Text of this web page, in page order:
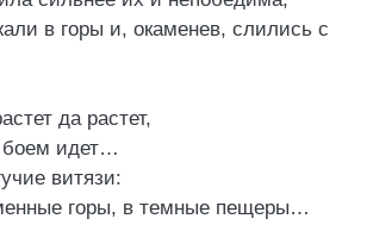
в горы и, окаменев, слились с
да растет,
боем идет…
витязи:
горы, в темные пещеры…